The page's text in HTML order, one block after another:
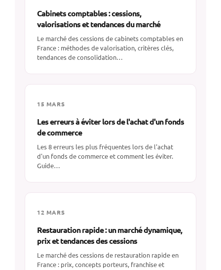
Cabinets comptables : cessions,
valorisations et tendances du marché
Le marché des cessions de cabinets comptables en
France : méthodes de valorisation, critères clés,
tendances de consolidation…
15 MARS
Les erreurs à éviter lors de l'achat d'un fonds
de commerce
Les 8 erreurs les plus fréquentes lors de l'achat
d'un fonds de commerce et comment les éviter.
Guide…
12 MARS
Restauration rapide : un marché dynamique,
prix et tendances des cessions
Le marché des cessions de restauration rapide en
France : prix, concepts porteurs, franchise et